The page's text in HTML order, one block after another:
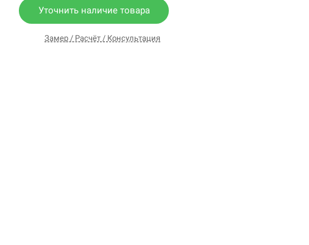
Уточнить наличие товара
Замер / Расчёт / Консультация